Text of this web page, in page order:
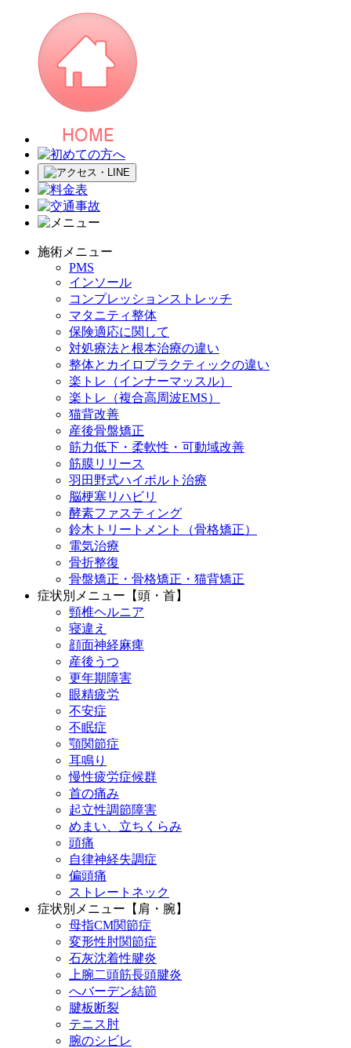
施術メニュー
PMS
インソール
コンプレッションストレッチ
マタニティ整体
保険適応に関して
対処療法と根本治療の違い
整体とカイロプラクティックの違い
楽トレ（インナーマッスル）
楽トレ（複合高周波EMS）
猫背改善
産後骨盤矯正
筋力低下・柔軟性・可動域改善
筋膜リリース
羽田野式ハイボルト治療
脳梗塞リハビリ
酵素ファスティング
鈴木トリートメント（骨格矯正）
電気治療
骨折整復
骨盤矯正・骨格矯正・猫背矯正
症状別メニュー【頭・首】
頸椎ヘルニア
寝違え
顔面神経麻痺
産後うつ
更年期障害
眼精疲労
不安症
不眠症
顎関節症
耳鳴り
慢性疲労症候群
首の痛み
起立性調節障害
めまい、立ちくらみ
頭痛
自律神経失調症
偏頭痛
ストレートネック
症状別メニュー【肩・腕】
母指CM関節症
変形性肘関節症
石灰沈着性腱炎
上腕二頭筋長頭腱炎
へバーデン結節
腱板断裂
テニス肘
腕のシビレ